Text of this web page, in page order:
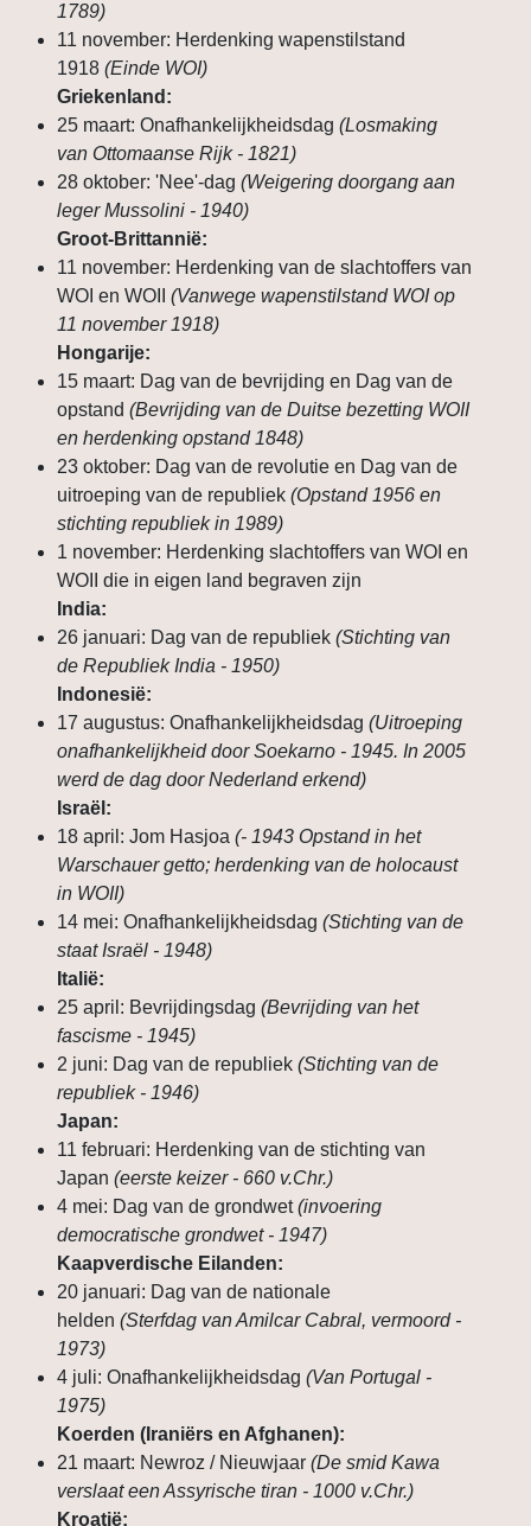
1789)
11 november: Herdenking wapenstilstand
1918 (Einde WOI)
Griekenland:
25 maart: Onafhankelijkheidsdag (Losmaking
van Ottomaanse Rijk - 1821)
28 oktober: 'Nee'-dag (Weigering doorgang aan
leger Mussolini - 1940)
Groot-Brittannië:
11 november: Herdenking van de slachtoffers van
WOI en WOII (Vanwege wapenstilstand WOI op
11 november 1918)
Hongarije:
15 maart: Dag van de bevrijding en Dag van de
opstand (Bevrijding van de Duitse bezetting WOII
en herdenking opstand 1848)
23 oktober: Dag van de revolutie en Dag van de
uitroeping van de republiek (Opstand 1956 en
stichting republiek in 1989)
1 november: Herdenking slachtoffers van WOI en
WOII die in eigen land begraven zijn
India:
26 januari: Dag van de republiek (Stichting van
de Republiek India - 1950)
Indonesië:
17 augustus: Onafhankelijkheidsdag (Uitroeping
onafhankelijkheid door Soekarno - 1945. In 2005
werd de dag door Nederland erkend)
Israël:
18 april: Jom Hasjoa (- 1943 Opstand in het
Warschauer getto; herdenking van de holocaust
in WOII)
14 mei: Onafhankelijkheidsdag (Stichting van de
staat Israël - 1948)
Italië:
25 april: Bevrijdingsdag (Bevrijding van het
fascisme - 1945)
2 juni: Dag van de republiek (Stichting van de
republiek - 1946)
Japan:
11 februari: Herdenking van de stichting van
Japan (eerste keizer - 660 v.Chr.)
4 mei: Dag van de grondwet(invoering
democratische grondwet - 1947)
Kaapverdische Eilanden:
20 januari: Dag van de nationale
helden (Sterfdag van Amilcar Cabral, vermoord -
1973)
4 juli: Onafhankelijkheidsdag (Van Portugal -
1975)
Koerden (Iraniërs en Afghanen):
21 maart: Newroz / Nieuwjaar (De smid Kawa
verslaat een Assyrische tiran - 1000 v.Chr.)
Kroatië: